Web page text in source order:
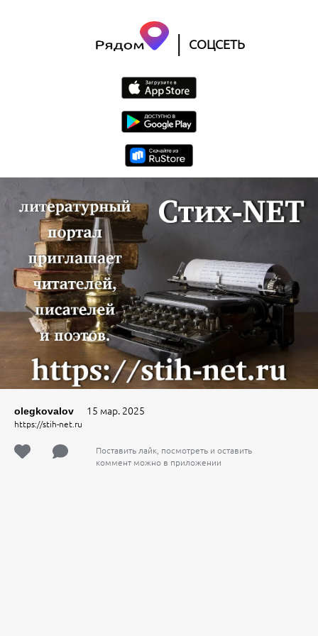
| СОЦСЕТЬ
olegkovalov 15 мар. 2025
https://stih-net.ru
Поставить лайк, посмотреть и оставить
коммент можно в приложении